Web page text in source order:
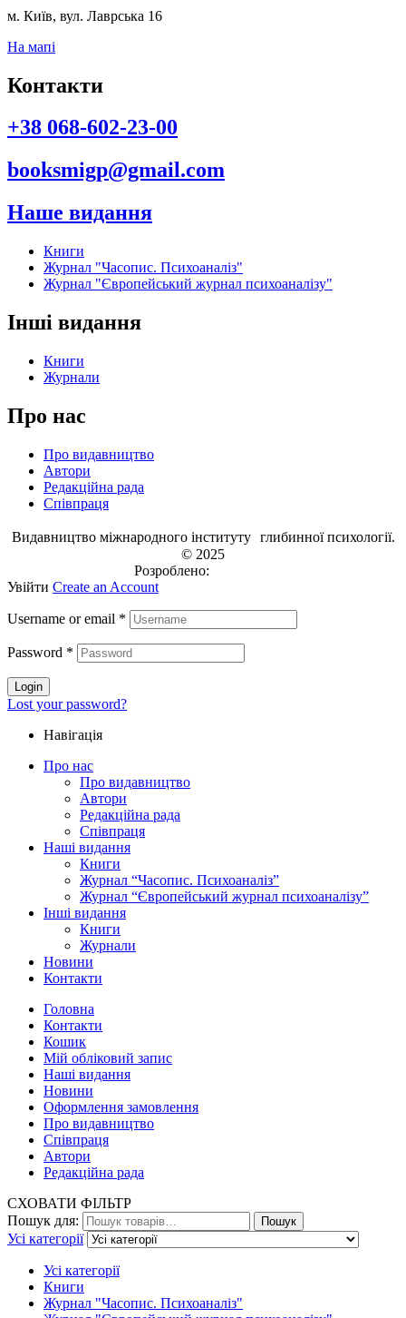
м. Київ, вул. Лаврська 16
На мапі
Контакти
+38 068-602-23-00
booksmigp@gmail.com
Наше видання
Книги
Журнал "Часопис. Психоаналіз"
Журнал "Європейський журнал психоаналізу"
Інші видання
Книги
Журнали
Про нас
Про видавництво
Автори
Редакційна рада
Співпраця
Видавництво міжнародного інституту глибинної психології.
© 2025
Розроблено:
Увійти Create an Account
Username or email *
Password *
Login
Lost your password?
Навігація
Про нас
Про видавництво
Автори
Редакційна рада
Співпраця
Наші видання
Книги
Журнал “Часопис. Психоаналіз”
Журнал “Європейський журнал психоаналізу”
Інші видання
Книги
Журнали
Новини
Контакти
Головна
Контакти
Кошик
Мій обліковий запис
Наші видання
Новини
Оформлення замовлення
Про видавництво
Співпраця
Автори
Редакційна рада
СХОВАТИ ФІЛЬТР
Пошук для:
Пошук
Усі категорії
Усі категорії
Книги
Журнал "Часопис. Психоаналіз"